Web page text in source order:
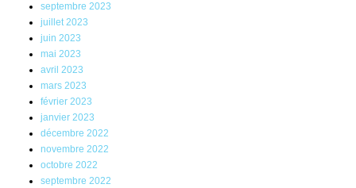
septembre 2023
juillet 2023
juin 2023
mai 2023
avril 2023
mars 2023
février 2023
janvier 2023
décembre 2022
novembre 2022
octobre 2022
septembre 2022